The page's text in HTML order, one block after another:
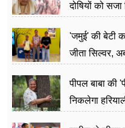
दोषियों को
'जमुई' की बेटी
जीता सिल्वर,
पीपल बाबा की
निकलेगा